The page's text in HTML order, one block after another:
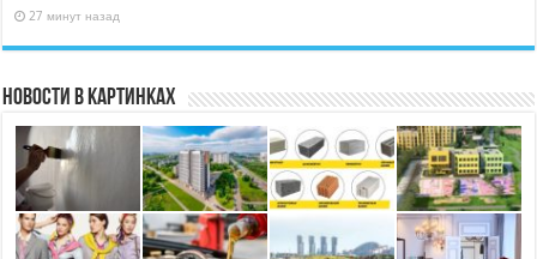
27 минут назад
Новости в картинках